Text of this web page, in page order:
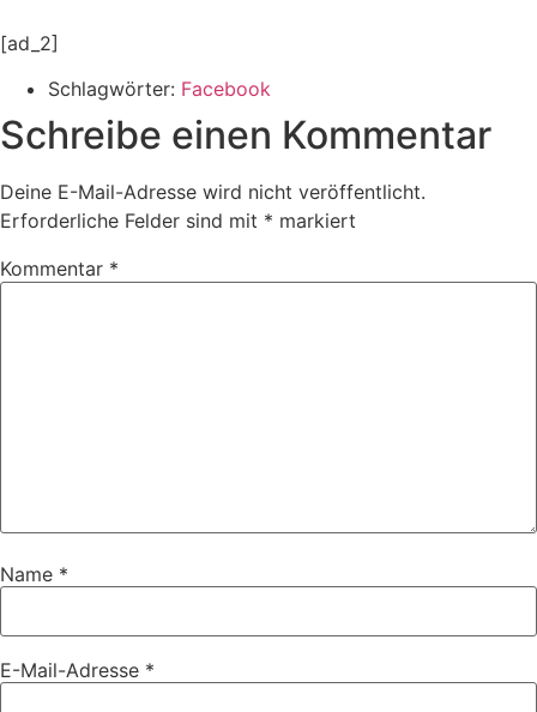
[ad_2]
Schlagwörter: Facebook
Schreibe einen Kommentar
Deine E-Mail-Adresse wird nicht veröffentlicht.
Erforderliche Felder sind mit * markiert
Kommentar *
Name *
E-Mail-Adresse *